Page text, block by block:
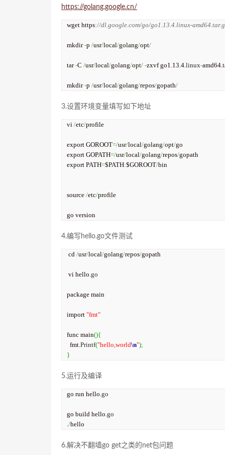
https://golang.google.cn/
wget https://dl.google.com/go/go1.13.4.linux-
mkdir -p /usr/local/golang/opt/
tar -C /usr/local/golang/opt/ -zxvf go1.13.4.linux-amd64.
mkdir -p /usr/local/golang/repos/gopath/
3.设置环境变量填写如下地址
vi /etc/profile
export GOROOT=/usr/local/golang/opt/go
export GOPATH=/usr/local/golang/repos/gopath
export PATH=$PATH:$GOROOT/bin
source /etc/profile
go version
4.编写hello.go文件测试
cd /usr/local/golang/repos/gopath
vi hello.go
package main
import "fmt"
func main(){
  fmt.
Printf("hello,world\n");
}
5.运行及编译
go run hello.go
go build hello.go
./hello
6.解决不翻墙go get之类的net包问题